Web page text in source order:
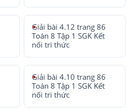
Giải bài 4.12 trang 86
Toán 8 Tập 1 SGK Kết
nối tri thức
Giải bài 4.10 trang 86
Toán 8 Tập 1 SGK Kết
nối tri thức